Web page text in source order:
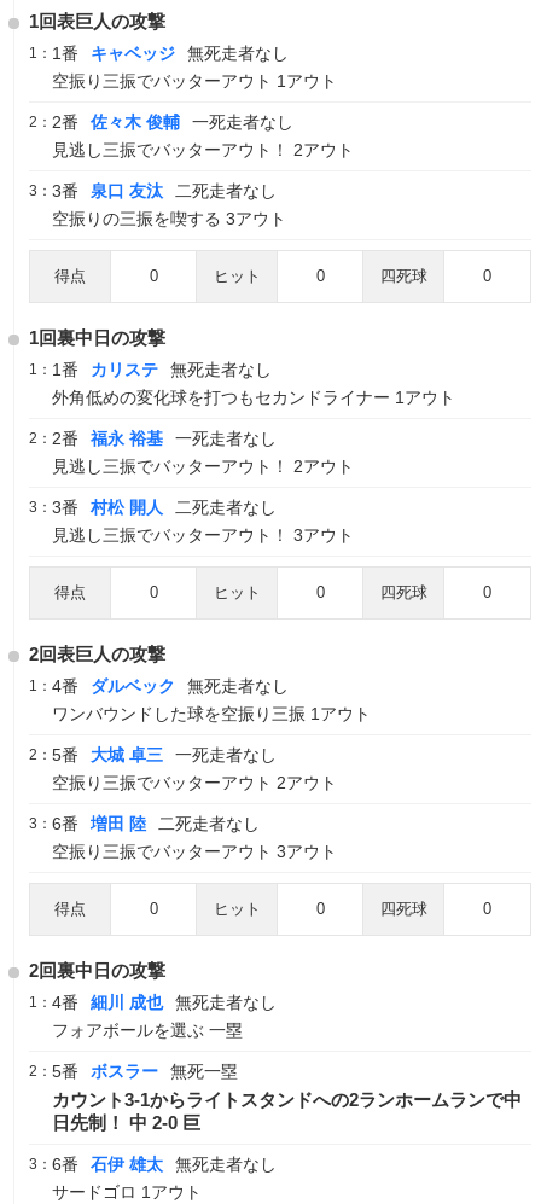
1回表巨人の攻撃
1： 1番 キャベッジ
無死走者なし
空振り三振でバッターアウト 1アウト
2： 2番 佐々木 俊輔
一死走者なし
見逃し三振でバッターアウト！ 2アウト
3： 3番 泉口 友汰
二死走者なし
空振りの三振を喫する 3アウト
得点 0 ヒット 0 四死球 0
1回裏中日の攻撃
1： 1番 カリステ
無死走者なし
外角低めの変化球を打つもセカンドライナー 1アウト
2： 2番 福永 裕基
一死走者なし
見逃し三振でバッターアウト！ 2アウト
3： 3番 村松 開人
二死走者なし
見逃し三振でバッターアウト！ 3アウト
得点 0 ヒット 0 四死球 0
2回表巨人の攻撃
1： 4番 ダルベック
無死走者なし
ワンバウンドした球を空振り三振 1アウト
2： 5番 大城 卓三
一死走者なし
空振り三振でバッターアウト 2アウト
3： 6番 増田 陸
二死走者なし
空振り三振でバッターアウト 3アウト
得点 0 ヒット 0 四死球 0
2回裏中日の攻撃
1： 4番 細川 成也
無死走者なし
フォアボールを選ぶ 一塁
2： 5番 ボスラー 無死一塁
カウント3-1からライトスタンドへの2ランホームランで中
日先制！ 中 2-0 巨
3： 6番 石伊 雄太
無死走者なし
サードゴロ 1アウト